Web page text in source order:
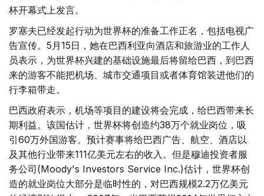
杯开幕式上发言。
罗塞夫已经发起行动为世界杯的准备工作正名，包括电视广
告宣传。5月15日，她在巴西利亚向酒店和旅游业的工作人
员表示，为世界杯兴建的基础设施最后将留给巴西，到巴西
来的游客不能把机场、城市交通项目或者体育馆装进他们的
行李箱带走。
巴西政府表示，机场等项目的建设将会完成，给巴西带来长
期利益。该国估计，世界杯将创造约38万个就业岗位，吸
引60万外国游客。预计赛事将给巴西广告、航空、酒店以
及其他行业带来111亿美元左右的收入。但是穆迪投资者服
务公司(Moody's Investors Service Inc.)估计，世界杯创
造的就业岗位大部分是临时性的，对巴西规模2.2万亿美元